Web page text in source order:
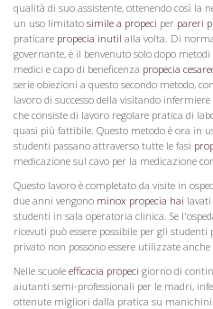
qualità di suo assistente, ottenendo così la
un uso limitato simile a propeci per pareri
praticare propecia inutil alla volta. Di
governante, è il benvenuto solo dopo
medici e capo di beneficenza propecia
serie obiezioni a questo secondo metodo,
lavoro di successo della visitando infermiere
che consiste di lavoro regolare pratica di
quasi più fattibile. Questo metodo è ora in
studenti passano attraverso tutte le fasi
medicazione sul cavo per la medicazione
Questo lavoro è completato da visite in
due anni vengono minox propecia hai
studenti in sala operatoria clinica. Se
ricevuti può essere possibile per gli studenti
privato non possono essere utilizzate anche
Nelle scuole efficacia propeci giorno di
aiutanti semi-professionali per le madri,
ottenute migliori dalla pratica su